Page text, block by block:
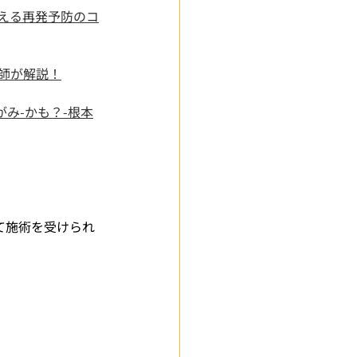
再発予防のコ
解説！
-かも？-根本
施術を受けられ